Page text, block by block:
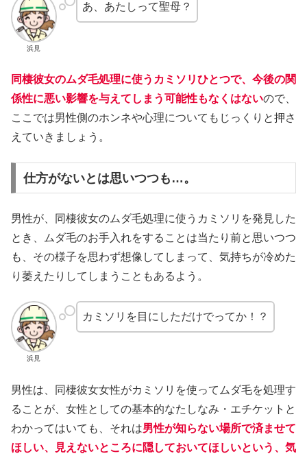
浜見
あ、あたしって聖母？
同棲彼女のムダ毛処理に使うカミソリひとつで、今後の関
係性に悪い影響を与えてしまう可能性もなくはないので、
ここでは男性側のホンネや心理についてもじっくりと押さ
えていきましょう。
仕方がないとは思いつつも…。
男性が、同棲彼女のムダ毛処理に使うカミソリを発見した
とき、ムダ毛のお手入れをすることは当たり前と思いつつ
も、その様子を思わず想像してしまって、気持ちが冷めた
り萎えたりしてしまうこともあるよう。
浜見
カミソリを目にしただけでってか！？
男性は、同棲彼女女性がカミソリを使ってムダ毛を処理す
ることが、女性としての基本的なたしなみ・エチケットと
わかってはいても、それは男性が知らない場所で済ませて
ほしい、見えないところに隠しておいてほしいという、気